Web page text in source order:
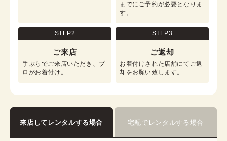
までにご予約が必要となりま
す。
STEP2
ご来店
手ぶらでご来店いただき、プ
ロがお着付け。
STEP3
ご返却
お着付けされた店舗にてご返
却をお願い致します。
来店してレンタルする場合 宅配でレンタルする場合